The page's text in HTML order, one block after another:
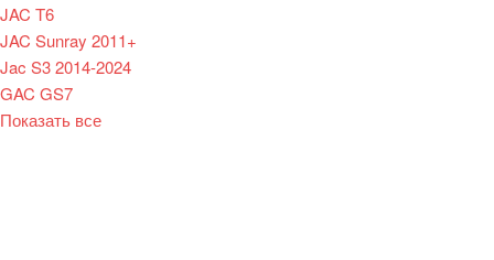
JAC T6
JAC Sunray 2011+
Jac S3 2014-2024
GAC GS7
Показать все